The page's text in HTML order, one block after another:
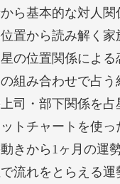
ら基本的な対人
置から読み解く家
の位置関係によ
組み合わせで占う
司・部下関係を
トチャートを使
きから1ヶ月の運
流れをとらえる運